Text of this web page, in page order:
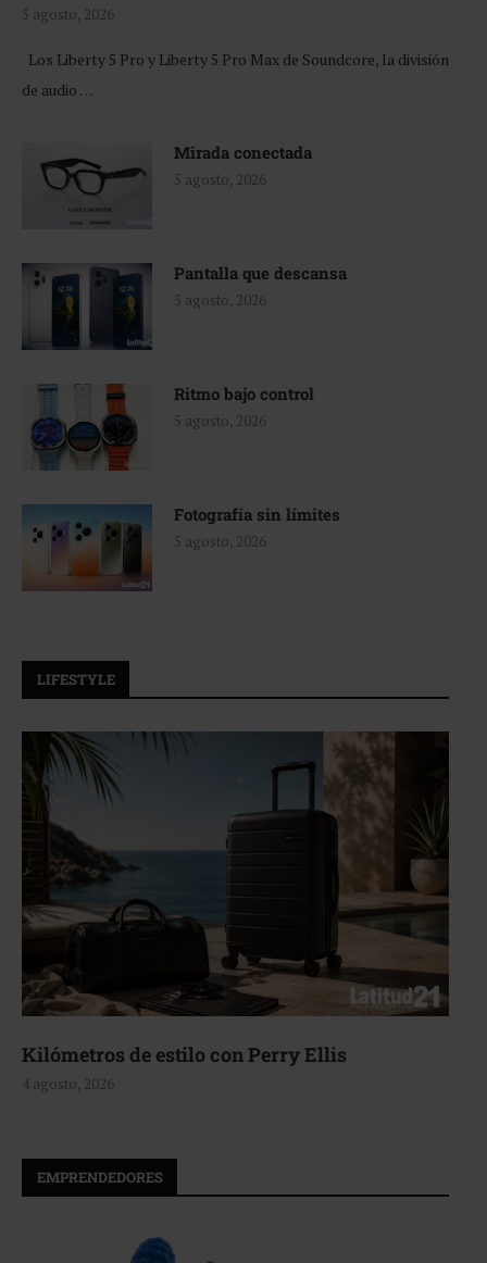
5 agosto, 2026
Los Liberty 5 Pro y Liberty 5 Pro Max de Soundcore, la división
de audio …
Mirada conectada
5 agosto, 2026
Pantalla que descansa
5 agosto, 2026
Ritmo bajo control
5 agosto, 2026
Fotografía sin límites
5 agosto, 2026
LIFESTYLE
Kilómetros de estilo con Perry Ellis
4 agosto, 2026
EMPRENDEDORES